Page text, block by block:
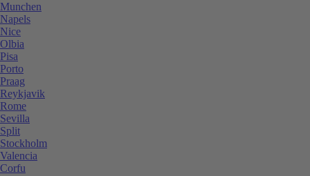
Munchen
Napels
Nice
Olbia
Pisa
Porto
Praag
Reykjavik
Rome
Sevilla
Split
Stockholm
Valencia
Corfu